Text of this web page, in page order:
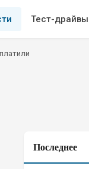
Тест-драйвы
Последнее